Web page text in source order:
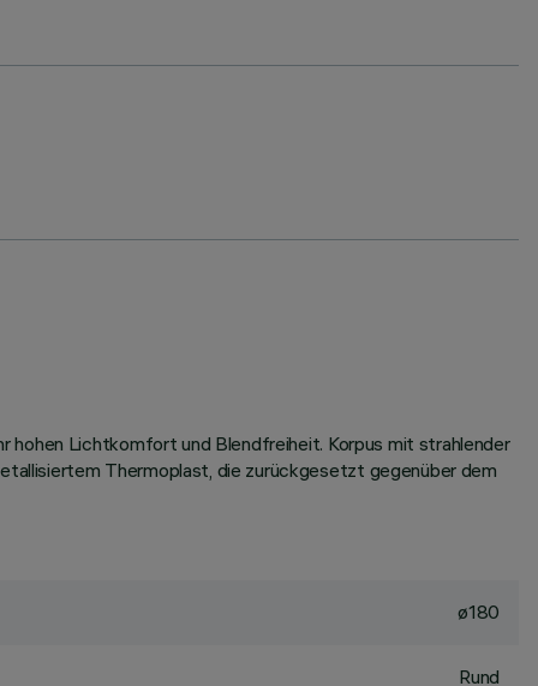
Lichtkomfort und Blendfreiheit. Korpus mit strahlender
Thermoplast, die zurückgesetzt gegenüber dem
ø180
Rund